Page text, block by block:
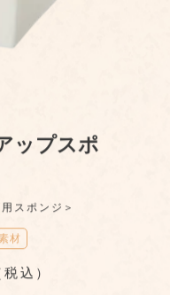
ップスポ
スポンジ＞
材
込）